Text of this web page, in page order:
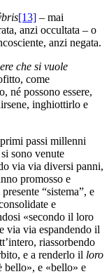
[13] – mai
anzi occultata – o
anzi negata.
che si vuole
come
né possono essere,
inghiottirlo e
passi millenni
sono venute
via via diversi panni,
promosso e
“sistema”, e
e
«secondo il loro
via via espandendo il
riassorbendo
e a renderlo il loro
bello», e «bello» e